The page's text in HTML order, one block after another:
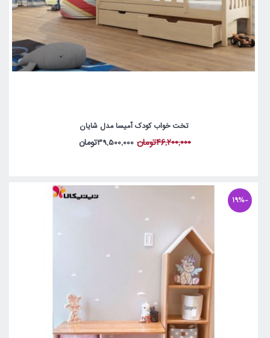
تخت خواب کودک آمیسا مدل شایان
46,200,000تومان 39,500,000تومان
-19%